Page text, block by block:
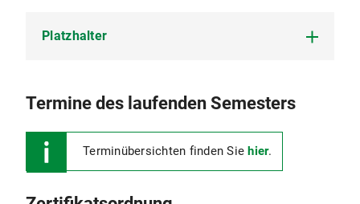
Platzhalter
Termine des laufenden Semesters
Terminübersichten finden Siehier.